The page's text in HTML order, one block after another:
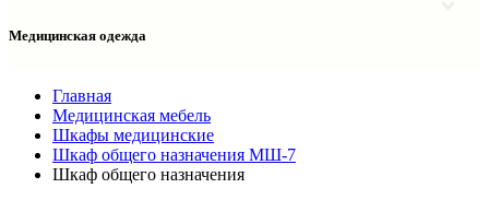
Шкафы колонки
Тумбы мойки лабораторные
Медицинская одежда
Главная
Медицинская мебель
Шкафы медицинские
Шкаф общего назначения МШ-7
Шкаф общего назначения